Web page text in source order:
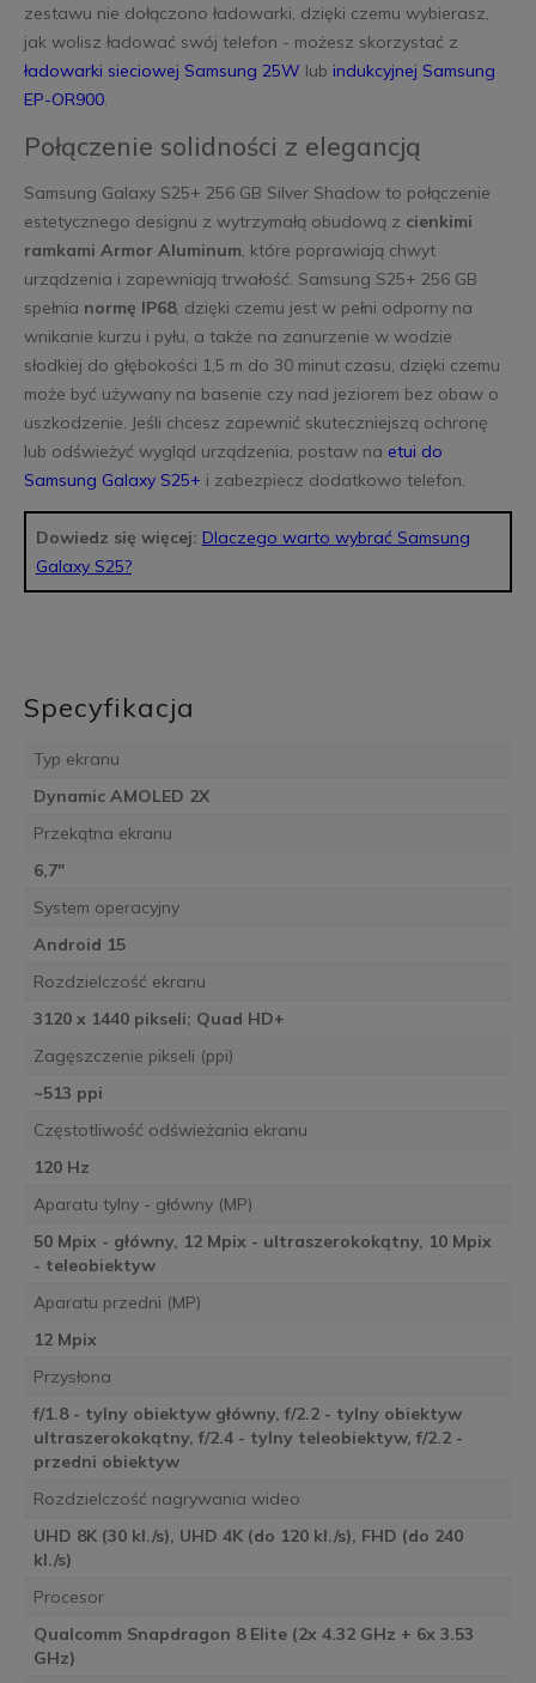
zestawu nie dołączono ładowarki, dzięki czemu wybierasz,
jak wolisz ładować swój telefon - możesz skorzystać z
ładowarki sieciowej Samsung 25W lub indukcyjnej Samsung
EP-OR900.
Połączenie solidności z elegancją
Samsung Galaxy S25+ 256 GB Silver Shadow to połączenie
estetycznego designu z wytrzymałą obudową z cienkimi
ramkami Armor Aluminum, które poprawiają chwyt
urządzenia i zapewniają trwałość. Samsung S25+ 256 GB
spełnia normę IP68, dzięki czemu jest w pełni odporny na
wnikanie kurzu i pyłu, a także na zanurzenie w wodzie
słodkiej do głębokości 1,5 m do 30 minut czasu, dzięki czemu
może być używany na basenie czy nad jeziorem bez obaw o
uszkodzenie. Jeśli chcesz zapewnić skuteczniejszą ochronę
lub odświeżyć wygląd urządzenia, postaw na etui do
Samsung Galaxy S25+ i zabezpiecz dodatkowo telefon.
Dowiedz się więcej: Dlaczego warto wybrać Samsung
Galaxy S25?
Specyfikacja
Typ ekranu
Dynamic AMOLED 2X
Przekątna ekranu
6,7"
System operacyjny
Android 15
Rozdzielczość ekranu
3120 x 1440 pikseli; Quad HD+
Zagęszczenie pikseli (ppi)
~513 ppi
Częstotliwość odświeżania ekranu
120 Hz
Aparatu tylny - główny (MP)
50 Mpix - główny, 12 Mpix - ultraszerokokątny, 10 Mpix
- teleobiektyw
Aparatu przedni (MP)
12 Mpix
Przysłona
f/1.8 - tylny obiektyw główny, f/2.2 - tylny obiektyw
ultraszerokokątny, f/2.4 - tylny teleobiektyw, f/2.2 -
przedni obiektyw
Rozdzielczość nagrywania wideo
UHD 8K (30 kl./s), UHD 4K (do 120 kl./s), FHD (do 240
kl./s)
Procesor
Qualcomm Snapdragon 8 Elite (2x 4.32 GHz + 6x 3.53
GHz)